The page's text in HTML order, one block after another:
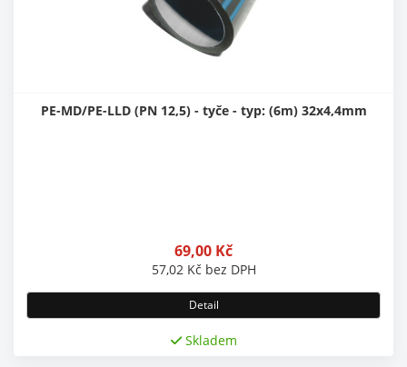
PE-MD/PE-LLD (PN 12,5) - tyče - typ: (6m) 32x4,4mm
69,00 Kč
57,02 Kč bez DPH
Detail
Skladem